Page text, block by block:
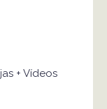
+ Vídeos